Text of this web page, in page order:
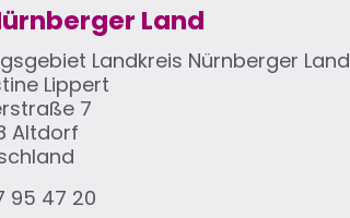
Land
Landkreis Nürnberger Land
Lippert
7
Altdorf
95 47 20